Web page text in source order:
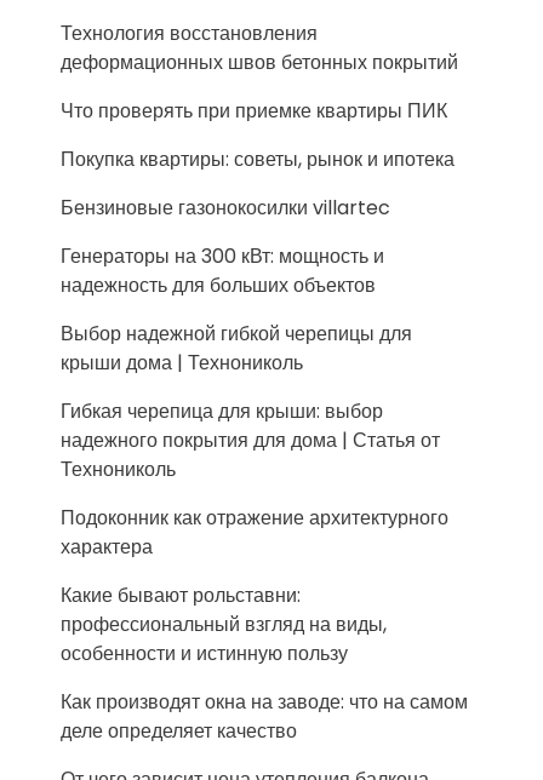
Технология восстановления
деформационных швов бетонных покрытий
Что проверять при приемке квартиры ПИК
Покупка квартиры: советы, рынок и ипотека
Бензиновые газонокосилки villartec
Генераторы на 300 кВт: мощность и
надежность для больших объектов
Выбор надежной гибкой черепицы для
крыши дома | Технониколь
Гибкая черепица для крыши: выбор
надежного покрытия для дома | Статья от
Технониколь
Подоконник как отражение архитектурного
характера
Какие бывают рольставни:
профессиональный взгляд на виды,
особенности и истинную пользу
Как производят окна на заводе: что на самом
деле определяет качество